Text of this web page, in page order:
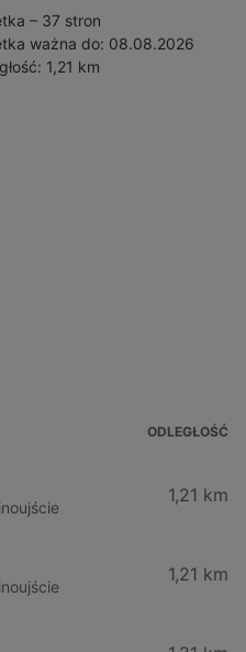
– 37 stron
ważna do: 08.08.2026
1,21 km
ODLEGŁOŚĆ
1,21 km
1,21 km